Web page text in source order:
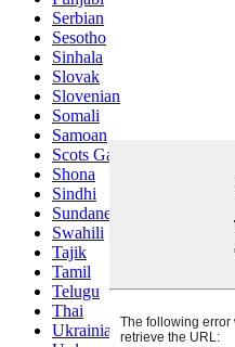
Serbian
Sesotho
Sinhala
Slovak
Slovenian
Somali
Samoan
Scots Gaelic
Shona
Sindhi
Sundanese
Swahili
Tajik
Tamil
Telugu
Thai
Ukrainian